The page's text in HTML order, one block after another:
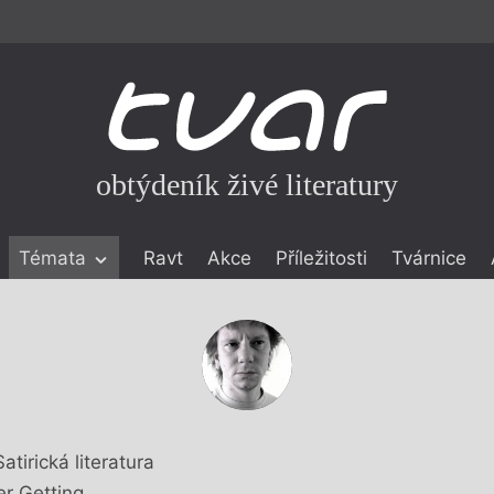
obtýdeník živé literatury
Témata Ravt Akce Příležitosti Tvárnice
literatura